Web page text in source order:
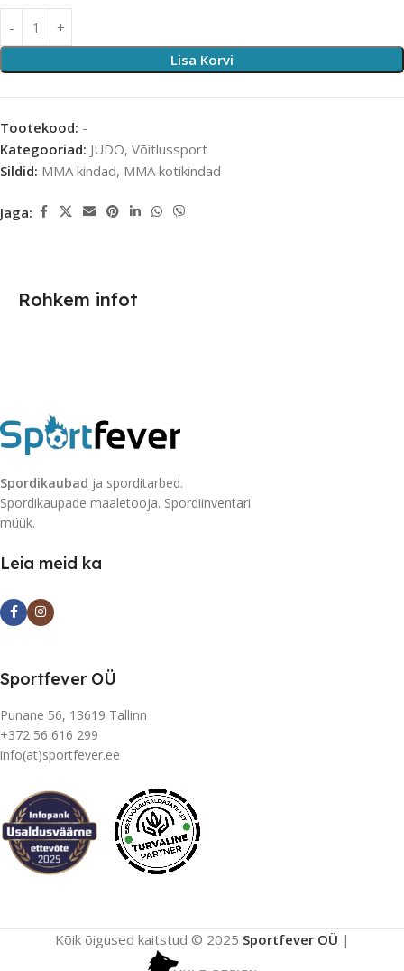
Lisa Korvi
Tootekood: -
Kategooriad: JUDO, Võitlussport
Sildid: MMA kindad, MMA kotikindad
Jaga:
Rohkem infot
Spordikaubad ja sporditarbed.
Spordikaupade maaletooja. Spordiinventari
müük.
Leia meid ka
Sportfever OÜ
Punane 56, 13619 Tallinn
+372 56 616 299
info(at)sportfever.ee
Kõik õigused kaitstud © 2025 Sportfever OÜ |